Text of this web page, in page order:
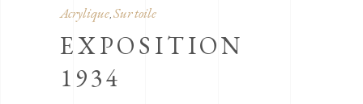
Acrylique, Sur toile
EXPOSITION
1934